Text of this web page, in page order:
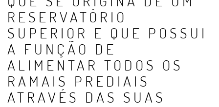
RESERVATÓRIO
SUPERIOR E QUE POSSUI
A FUNÇÃO DE
ALIMENTAR TODOS OS
RAMAIS PREDIAIS
ATRAVÉS DAS SUAS